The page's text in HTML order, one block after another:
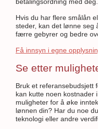
Hvis du har flere smålån
steder, kan det lønne seg
færre gebyrer og bedre
Få innsyn i egne
Se etter
Bruk et referansebudsjett
kan kutte noen kostnader
muligheter for å øke
lønnen din? Har du noe
teknologi eller andre